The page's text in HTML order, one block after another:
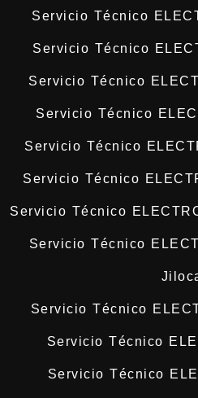
Servicio Técnico
Servicio Técnico
Servicio Técnico
Servicio Técnico
Servicio Técnico
Servicio Técnico
Servicio Técnico
Servicio Técnico
Servicio Técnico
Servicio Técnico
Servicio Técnico